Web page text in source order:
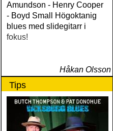
Amundson - Henry Cooper
- Boyd Small Högoktanig
blues med slidegitarr i
fokus!
Håkan Olsson
Tips